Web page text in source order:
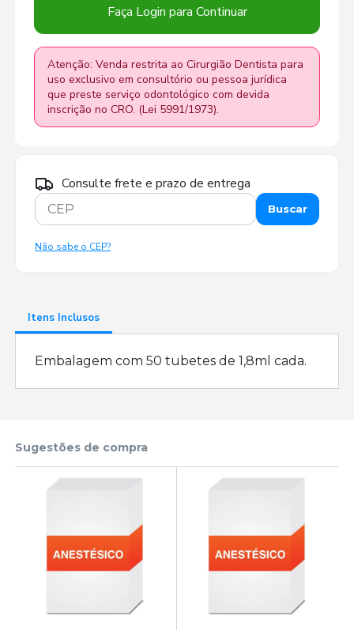
Faça Login para Continuar
Atenção: Venda restrita ao Cirurgião Dentista para
uso exclusivo em consultório ou pessoa jurídica
que preste serviço odontológico com devida
inscrição no CRO. (Lei 5991/1973).
Consulte frete e prazo de entrega
Buscar
Não sabe o CEP?
Itens Inclusos
Embalagem com 50 tubetes de 1,8ml cada.
Sugestões de compra